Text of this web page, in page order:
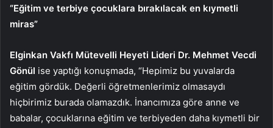
“Eğitim ve terbiye çocuklara bırakılacak en kıymetli
miras”
Elginkan Vakfı Mütevelli Heyeti Lideri Dr. Mehmet Vecdi
Gönül ise yaptığı konuşmada, “Hepimiz bu yuvalarda
eğitim gördük. Değerli öğretmenlerimiz olmasaydı
hiçbirimiz burada olamazdık. İnancımıza göre anne ve
babalar, çocuklarına eğitim ve terbiyeden daha kıymetli bir